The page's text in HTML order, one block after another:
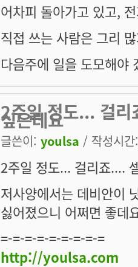
어차피 돌아가고 있고,
직접 쓰는 사람은 그리
다음주에 일을 도모해야
2주일 정도... 걸
싶은데요
글쓴이: youlsa / 작성시
2주일 정도... 걸리죠....
저사양에서는 데비안이
싫어졌으니 어쩌면 좋데
=-=-=-=-=-=-=-=-=
http://youlsa.com